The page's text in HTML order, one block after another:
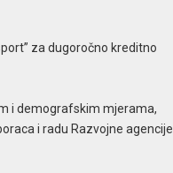
za dugoročno kreditno
i demografskim mjerama,
i radu Razvojne agencije